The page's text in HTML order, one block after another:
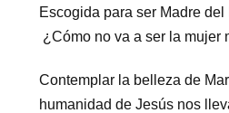
Escogida para ser Madre
¿Cómo no va a ser la mujer
Contemplar la belleza de
humanidad de Jesús nos